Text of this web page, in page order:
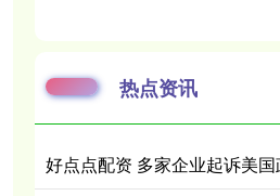
热点资讯
好点点配资 多家企业起诉美